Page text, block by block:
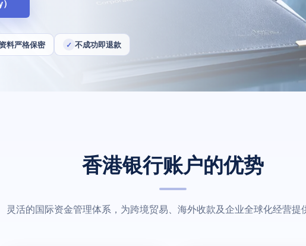
料严格保密 ✓ 不成功即退款
香港银行账户的优势
灵活的国际资金管理体系，为跨境贸易、海外收款及企业全球化经营提